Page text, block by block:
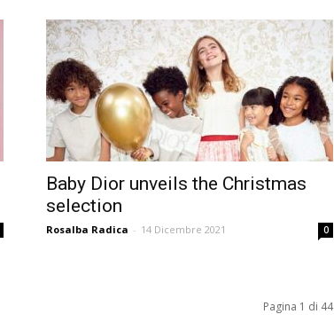
Baby Dior unveils the Christmas
selection
Rosalba Radica - 14 Dicembre 2021 0
Pagina 1 di 44